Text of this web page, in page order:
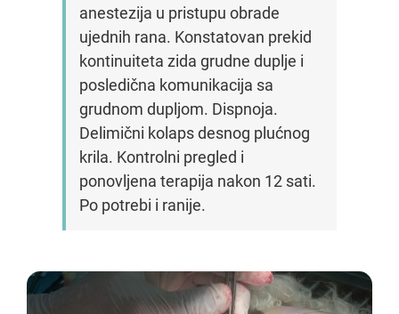
anestezija u pristupu obrade
ujednih rana. Konstatovan prekid
kontinuiteta zida grudne duplje i
posledična komunikacija sa
grudnom dupljom. Dispnoja.
Delimični kolaps desnog plućnog
krila. Kontrolni pregled i
ponovljena terapija nakon 12 sati.
Po potrebi i ranije.